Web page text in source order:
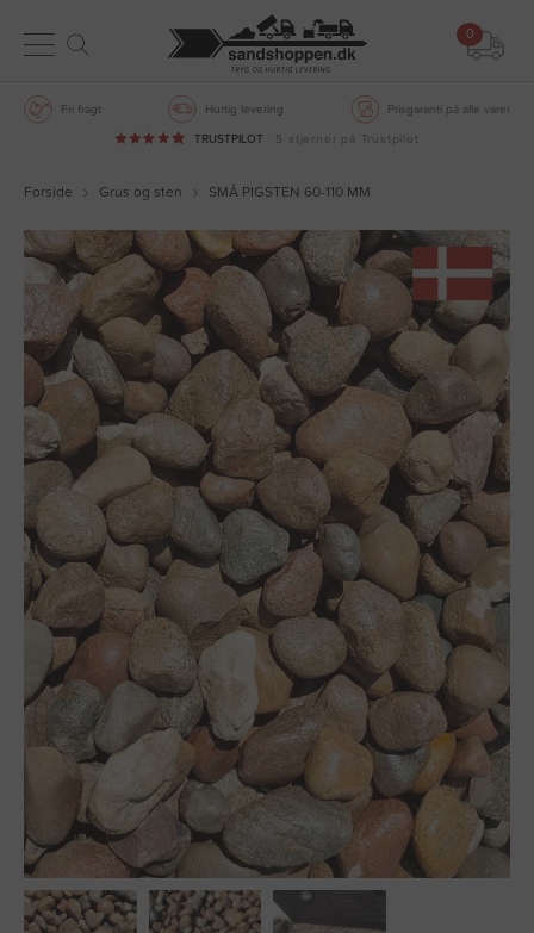
0
Fri fragt Hurtig levering Prisgaranti på alle varer
TRUSTPILOT 5 stjerner på Trustpilot
Forside Grus og sten SMÅ PIGSTEN 60-110 MM